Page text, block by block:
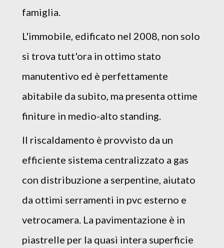
famiglia.
L'immobile, edificato nel 2008, non solo
si trova tutt'ora in ottimo stato
manutentivo ed è perfettamente
abitabile da subito, ma presenta ottime
finiture in medio-alto standing.
Il riscaldamento è provvisto da un
efficiente sistema centralizzato a gas
con distribuzione a serpentine, aiutato
da ottimi serramenti in pvc esterno e
vetrocamera. La pavimentazione è in
piastrelle per la quasi intera superficie